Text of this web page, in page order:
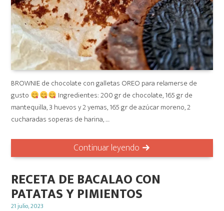
BROWNIE de chocolate con galletas OREO para relamerse de
gusto
Ingredientes: 200 gr de chocolate, 165 gr de
mantequilla, 3 huevos y 2 yemas, 165 gr de azúcar moreno, 2
cucharadas soperas de harina, …
Continuar leyendo
RECETA DE BACALAO CON
PATATAS Y PIMIENTOS
Posted
21 julio, 2023